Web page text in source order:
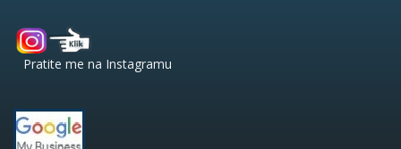
Pratite me na Instagramu